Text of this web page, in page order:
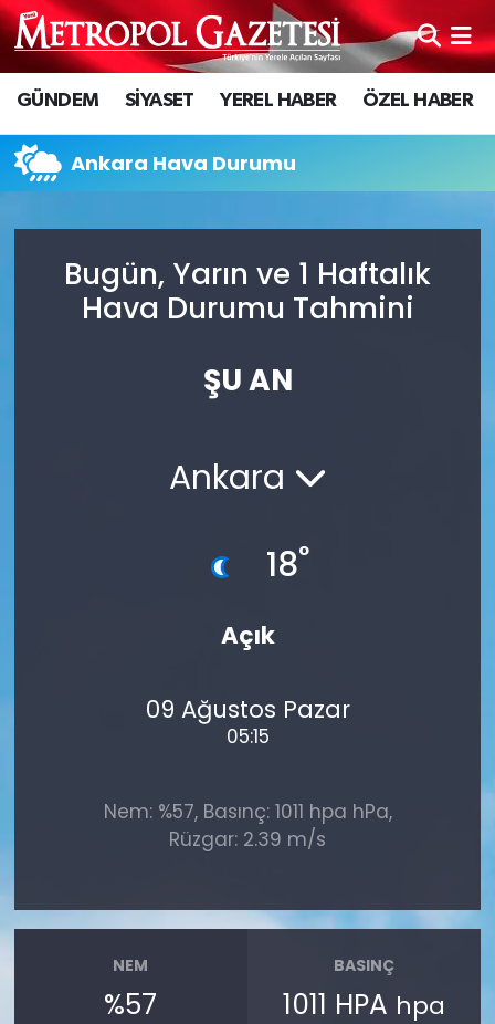
GÜNDEM SİYASET YEREL HABER ÖZEL HABER
Ankara Hava Durumu
Bugün, Yarın ve 1 Haftalık
Hava Durumu Tahmini
ŞU AN
Ankara
18°
Açık
09 Ağustos Pazar
05:15
Nem: %57, Basınç: 1011 hpa hPa,
Rüzgar: 2.39 m/s
NEM
%57
BASINÇ
1011 HPA hpa
Hava Durumu
Trafik Durumu
Süper Lig Puan Durumu ve Fikstür
Son Dakika Haberleri